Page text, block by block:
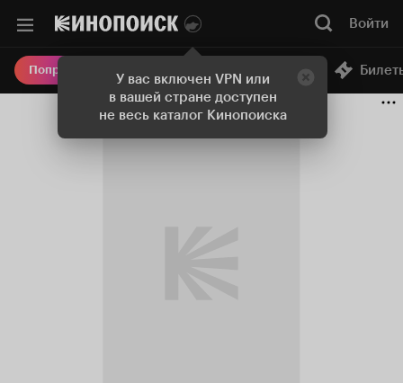
У вас включен VPN или
в вашей стране доступен
не весь каталог Кинопоиска
Войти
Попробовать Плюс Онлайн-кинотеатр